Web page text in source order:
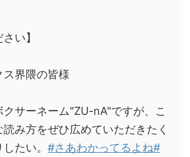
い】
ス界隈の皆様
クサーネーム"ZU-nA"ですが、こ
み方をぜひ広めていただきたく
たい。 #さあわかってるよね#